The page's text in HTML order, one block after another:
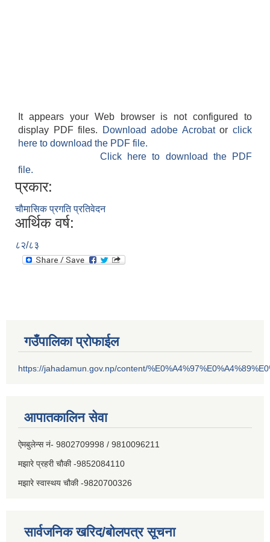
It appears your Web browser is not configured to
display PDF files.
Download adobe Acrobatorclick
here to download the PDF file.
Click here to download the PDF
file.
प्रकार:
चौमासिक प्रगति प्रतिवेदन
आर्थिक वर्ष:
८२/८३
गउँपालिका प्रोफाईल
https://jahadamun.gov.np/content/
आपातकालिन सेवा
ऐमबुलेन्स नं- 9802709998 / 9810096211
मझारे प्रहरी चौकी -9852084110
मझारे स्वास्थय चौकी -9820700326
सार्वजनिक खरिद/बोलपत्र सूचना